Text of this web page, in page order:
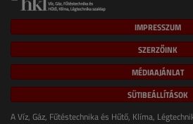
IMPRESSZUM
SZERZŐINK
MÉDIAAJÁNLAT
SÜTIBEÁLLÍTÁSOK
A Víz, Gáz, Fűtéstechnika és Hűtő, Klíma,